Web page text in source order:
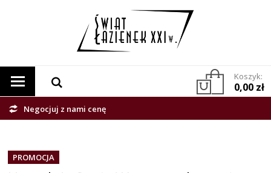
Koszyk:
0,00 zł
Negocjuj z nami cenę
PROMOCJA